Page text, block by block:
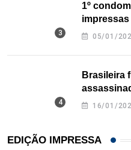
1º
Texas
05/01/
Brasileira
16/01/
EDIÇÃO IMPRESSA